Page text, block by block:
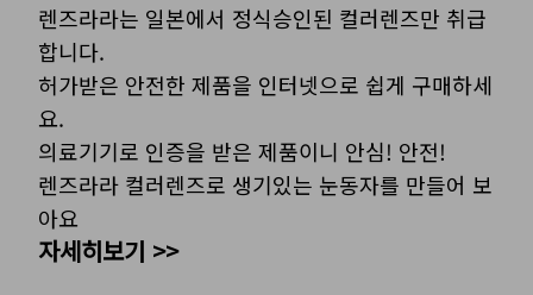
렌즈라라는 일본에서 정식승인된 컬러렌즈만 취급
합니다.
허가받은 안전한 제품을 인터넷으로 쉽게 구매하세
요.
의료기기로 인증을 받은 제품이니 안심! 안전!
렌즈라라 컬러렌즈로 생기있는 눈동자를 만들어 보
아요
자세히보기 >>